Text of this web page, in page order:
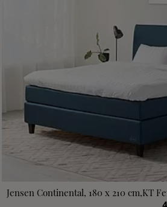
Jensen Continental, 180 x 210 cm,KT